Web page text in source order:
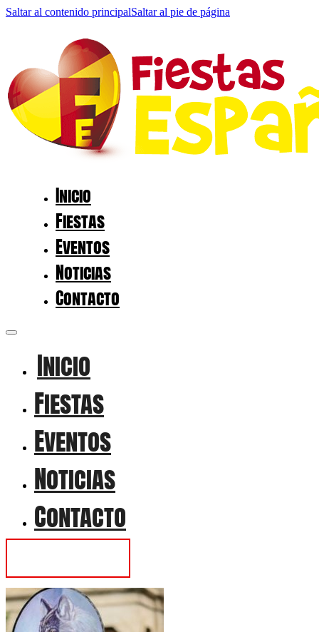
Saltar al contenido principalSaltar al pie de página
Inicio
Fiestas
Eventos
Noticias
Contacto
Inicio
Fiestas
Eventos
Noticias
Contacto